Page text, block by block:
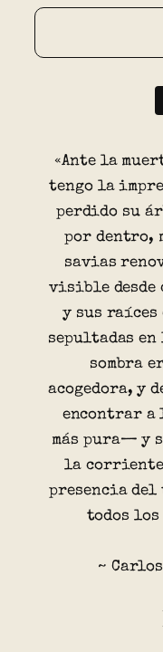
«Ante la
tengo la
perdido su
por dentro,
savias
visible
y sus raíces
sepultadas
sombra
acogedora, y
encontrar
más pura— y
la corriente
presencia del
todos
~